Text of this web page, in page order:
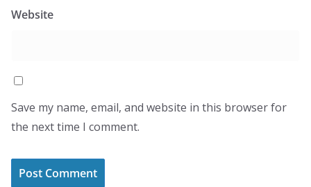
Website
Save my name, email, and website in this browser for
the next time I comment.